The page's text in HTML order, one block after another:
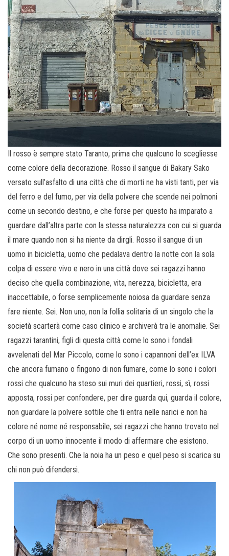
Il rosso è sempre stato Taranto, prima che qualcuno lo scegliesse
come colore della decorazione. Rosso il sangue di Bakary Sako
versato sull’asfalto di una città che di morti ne ha visti tanti, per via
del ferro e del fumo, per via della polvere che scende nei polmoni
come un secondo destino, e che forse per questo ha imparato a
guardare dall’altra parte con la stessa naturalezza con cui si guarda
il mare quando non si ha niente da dirgli. Rosso il sangue di un
uomo in bicicletta, uomo che pedalava dentro la notte con la sola
colpa di essere vivo e nero in una città dove sei ragazzi hanno
deciso che quella combinazione, vita, nerezza, bicicletta, era
inaccettabile, o forse semplicemente noiosa da guardare senza
fare niente. Sei. Non uno, non la follia solitaria di un singolo che la
società scarterà come caso clinico e archiverà tra le anomalie. Sei
ragazzi tarantini, figli di questa città come lo sono i fondali
avvelenati del Mar Piccolo, come lo sono i capannoni dell’ex ILVA
che ancora fumano o fingono di non fumare, come lo sono i colori
rossi che qualcuno ha steso sui muri dei quartieri, rossi, sì, rossi
apposta, rossi per confondere, per dire guarda qui, guarda il colore,
non guardare la polvere sottile che ti entra nelle narici e non ha
colore né nome né responsabile, sei ragazzi che hanno trovato nel
corpo di un uomo innocente il modo di affermare che esistono.
Che sono presenti. Che la noia ha un peso e quel peso si scarica su
chi non può difendersi.